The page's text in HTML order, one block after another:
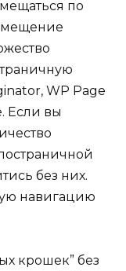
по
WP Page
Если вы
без них.
навигацию
крошек” без